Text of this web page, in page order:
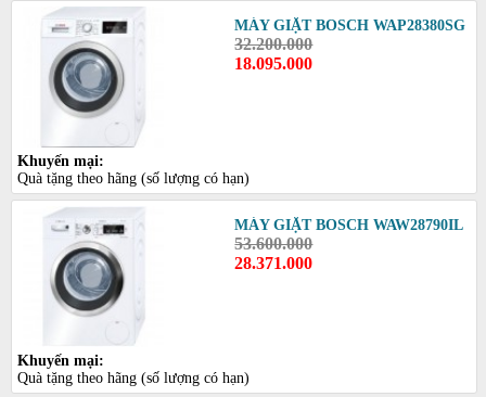
MÁY GIẶT BOSCH WAP28380SG
32.200.000
18.095.000
Khuyến mại:
Quà tặng theo hãng (số lượng có hạn)
MÁY GIẶT BOSCH WAW28790IL
53.600.000
28.371.000
Khuyến mại:
Quà tặng theo hãng (số lượng có hạn)